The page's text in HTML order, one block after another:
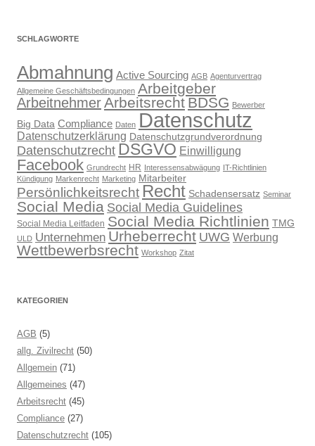
SCHLAGWORTE
Abmahnung Active Sourcing AGB Agenturvertrag
Allgemeine Geschäftsbedingungen Arbeitgeber
ArbeitnehmerArbeitsrecht BDSG Bewerber
Big Data Compliance Daten Datenschutz
Datenschutzerklärung Datenschutzgrundverordnung
Datenschutzrecht DSGVO Einwilligung
Facebook Grundrecht HR Interessensabwägung IT-Richtlinien
Kündigung Markenrecht Marketing Mitarbeiter
Persönlichkeitsrecht Recht Schadensersatz Seminar
Social Media Social Media Guidelines
Social Media Leitfaden Social Media Richtlinien TMG
ULD Unternehmen Urheberrecht UWG Werbung
Wettbewerbsrecht Workshop Zitat
KATEGORIEN
AGB (5)
allg. Zivilrecht (50)
Allgemein (71)
Allgemeines (47)
Arbeitsrecht (45)
Compliance (27)
Datenschutzrecht (105)